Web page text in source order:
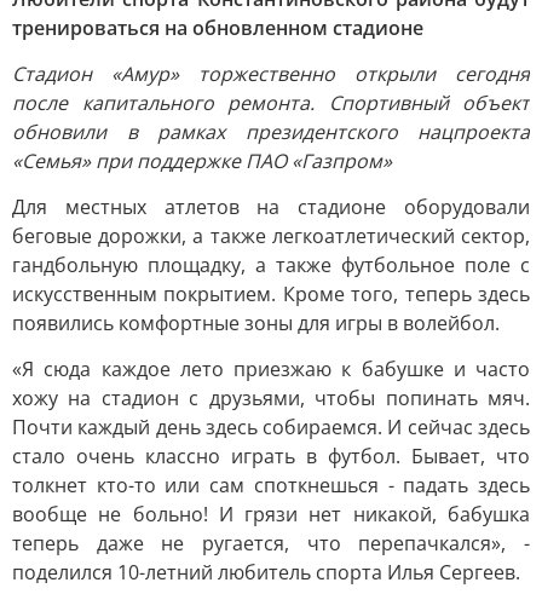
тренироваться на обновленном стадионе
Стадион «Амур» торжественно открыли сегодня
после капитального ремонта. Спортивный объект
обновили в рамках президентского нацпроекта
«Семья» при поддержке ПАО «Газпром»
Для местных атлетов на стадионе оборудовали
беговые дорожки, а также легкоатлетический сектор,
гандбольную площадку, а также футбольное поле с
искусственным покрытием. Кроме того, теперь здесь
появились комфортные зоны для игры в волейбол.
«Я сюда каждое лето приезжаю к бабушке и часто
хожу на стадион с друзьями, чтобы попинать мяч.
Почти каждый день здесь собираемся. И сейчас здесь
стало очень классно играть в футбол. Бывает, что
толкнет кто-то или сам споткнешься - падать здесь
вообще не больно! И грязи нет никакой, бабушка
теперь даже не ругается, что перепачкался», -
поделился 10-летний любитель спорта Илья Сергеев.